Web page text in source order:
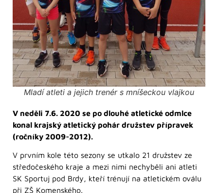
Mladí atleti a jejich trenér s mníšeckou vlajkou
V neděli 7.6. 2020 se po dlouhé atletické odmlce
konal krajský atletický pohár družstev přípravek
(ročníky 2009-2012).
V prvním kole této sezony se utkalo 21 družstev ze
středočeského kraje a mezi nimi nechyběli ani atleti
SK Sportuj pod Brdy, kteří trénují na atletickém oválu
při ZŠ Komenského.